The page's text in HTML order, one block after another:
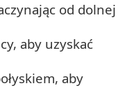
od dolnej
aby uzyskać
aby